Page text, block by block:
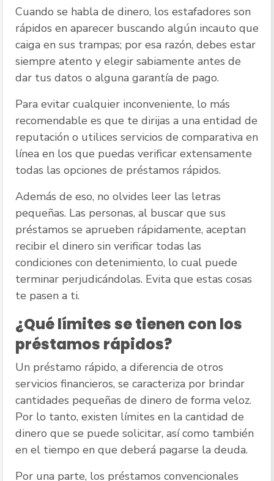
Cuando se habla de dinero, los estafadores son
rápidos en aparecer buscando algún incauto que
caiga en sus trampas; por esa razón, debes estar
siempre atento y elegir sabiamente antes de
dar tus datos o alguna garantía de pago.
Para evitar cualquier inconveniente, lo más
recomendable es que te dirijas a una entidad de
reputación o utilices servicios de comparativa en
línea en los que puedas verificar extensamente
todas las opciones de préstamos rápidos.
Además de eso, no olvides leer las letras
pequeñas. Las personas, al buscar que sus
préstamos se aprueben rápidamente, aceptan
recibir el dinero sin verificar todas las
condiciones con detenimiento, lo cual puede
terminar perjudicándolas. Evita que estas cosas
te pasen a ti.
¿Qué límites se tienen con los
préstamos rápidos?
Un préstamo rápido, a diferencia de otros
servicios financieros, se caracteriza por brindar
cantidades pequeñas de dinero de forma veloz.
Por lo tanto, existen límites en la cantidad de
dinero que se puede solicitar, así como también
en el tiempo en que deberá pagarse la deuda.
Por una parte, los préstamos convencionales